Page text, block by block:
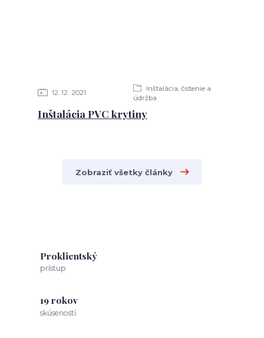
12 12 2021
Inštalácia, čistenie a
údržba
Inštalácia PVC krytiny
Zobraziť všetky články
Proklientský
prístup
19 rokov
skúseností